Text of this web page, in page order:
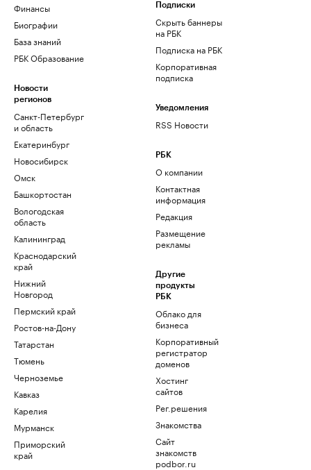
Финансы
Биографии
База знаний
РБК Образование
Новости
регионов
Санкт-Петербург
и область
Екатеринбург
Новосибирск
Омск
Башкортостан
Вологодская
область
Калининград
Краснодарский
край
Нижний
Новгород
Пермский край
Ростов-на-Дону
Татарстан
Тюмень
Черноземье
Кавказ
Карелия
Мурманск
Приморский
край
Подписки
Скрыть баннеры
на РБК
Подписка на РБК
Корпоративная
подписка
Уведомления
RSS Новости
РБК
О компании
Контактная
информация
Редакция
Размещение
рекламы
Другие
продукты
РБК
Облако для
бизнеса
Корпоративный
регистратор
доменов
Хостинг
сайтов
Рег.решения
Знакомства
Сайт
знакомств
podbor.ru